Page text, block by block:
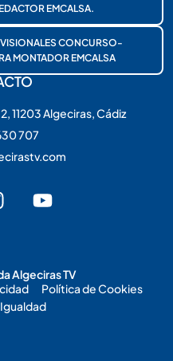
EMCALSA.
CONCURSO-
MONTADOR EMCALSA
11203 Algeciras, Cádiz
707
Algeciras TV
Política de Cookies